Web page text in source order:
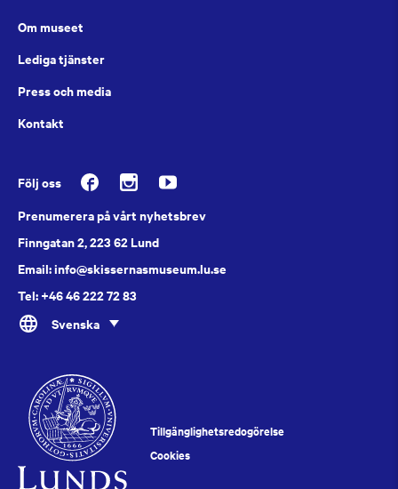
Om museet
Lediga tjänster
Press och media
Kontakt
Följ oss
Prenumerera på vårt nyhetsbrev
Finngatan 2, 223 62 Lund
Email: info@skissernasmuseum.lu.se
Tel: +46 46 222 72 83
Svenska
Tillgänglighetsredogörelse
Cookies